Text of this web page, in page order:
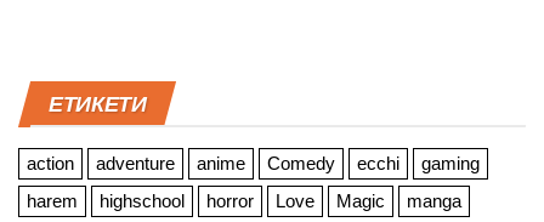
ЕТИКЕТИ
action adventure anime Comedy ecchi
gaming
harem
highschool horror Love Magic
manga